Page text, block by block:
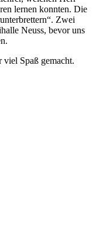
lernen konnten. Die
Zwei
Neuss, bevor uns
Spaß gemacht.